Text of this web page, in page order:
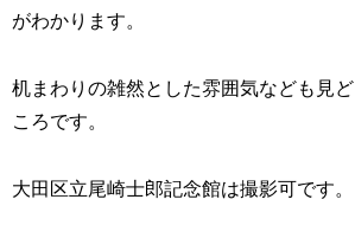
がわかります。
机まわりの雑然とした雰囲気なども見ど
ころです。
大田区立尾崎士郎記念館は撮影可です。